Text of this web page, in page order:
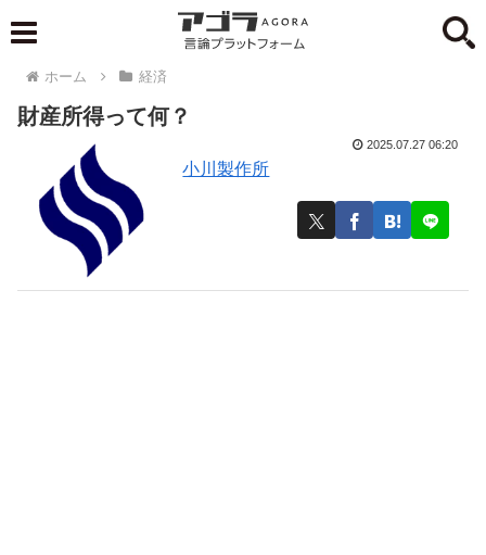
ホーム 経済
財産所得って何？
小川製作所
2025.07.27 06:20